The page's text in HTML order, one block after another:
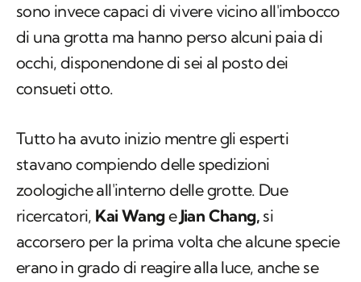
sono invece capaci di vivere vicino all'imbocco
di una grotta ma hanno perso alcuni paia di
occhi, disponendone di sei al posto dei
consueti otto.
Tutto ha avuto inizio mentre gli esperti
stavano compiendo delle spedizioni
zoologiche all'interno delle grotte. Due
ricercatori, Kai WangeJian Chang, si
accorsero per la prima volta che alcune specie
erano in grado di reagire alla luce, anche se